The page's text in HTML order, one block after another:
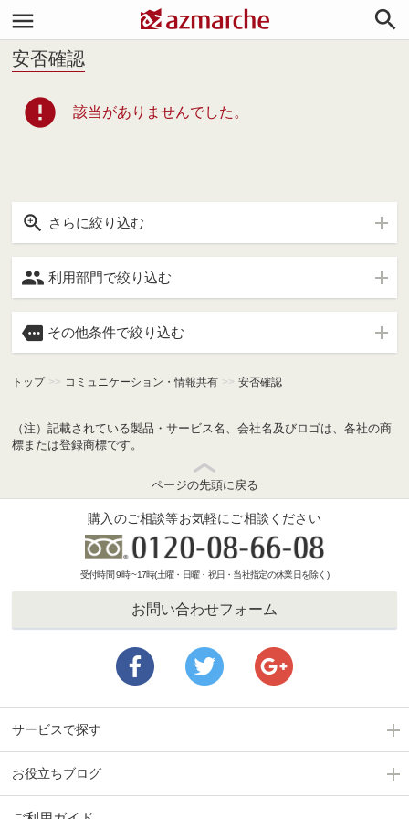


安否確認
error 該当がありませんでした。
 さらに絞り込む
 利用部門で絞り込む
 その他条件で絞り込む
トップ >> コミュニケーション・情報共有 >> 安否確認
（注）記載されている製品・サービス名、会社名及びロゴは、各社の商
標または登録商標です。
ページの先頭に戻る
購入のご相談等お気軽にご相談ください
受付時間 9時 ~17時(土曜・日曜・祝日・当社指定の休業日を除く)
お問い合わせフォーム
サービスで探す
お役立ちブログ